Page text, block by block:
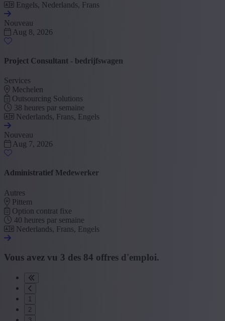
Engels, Nederlands, Frans
Nouveau
Aug 8, 2026
Project Consultant - bedrijfswagen
Services
Mechelen
Outsourcing Solutions
38 heures par semaine
Nederlands, Frans, Engels
Nouveau
Aug 7, 2026
Administratief Medewerker
Autres
Pittem
Option contrat fixe
40 heures par semaine
Nederlands, Frans, Engels
Vous avez vu 3 des 84 offres d'emploi.
1
2